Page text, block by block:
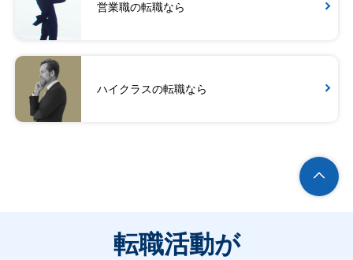
営業職の転職なら
ハイクラスの転職なら
転職活動が